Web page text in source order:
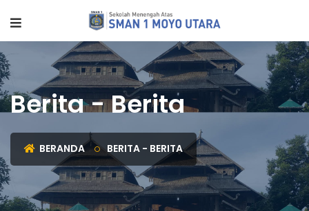
Berita - Berita
BERANDA BERITA - BERITA